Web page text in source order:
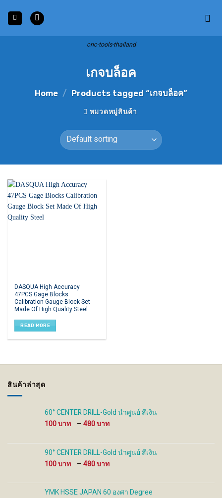
content
cnc-tools-thailand
เกจบล็อค
Home / Products tagged “เกจบล็อค”
หมวดหมู่สินค้า
DASQUA High Accuracy
47PCS Gage Blocks
Calibration Gauge Block Set
Made Of High Quality Steel
READ MORE
สินค้าล่าสุด
60° CENTER DRILL-Gold นำศูนย์ สีเงิน
100
– 480
100 ฿
through
480 ฿
90° CENTER DRILL-Gold นำศูนย์ สีเงิน
100
– 480
100 ฿
through
YMK HSSE JAPAN 60 องศา Degree